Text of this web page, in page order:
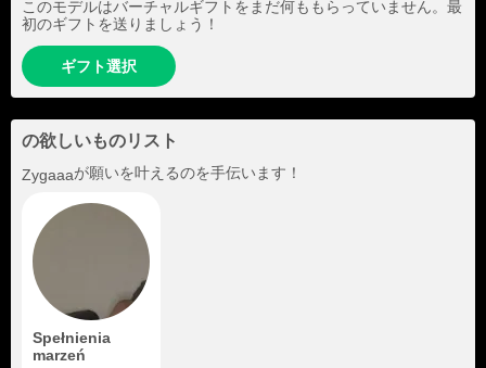
このモデルはバーチャルギフトをまだ何ももらっていません。最
初のギフトを送りましょう！
ギフト選択
の欲しいものリスト
Zygaaaが願いを叶えるのを手伝います！
Spełnienia
marzeń